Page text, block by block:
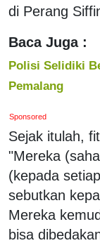
di Perang
Baca Juga :
Polisi Selidiki
Pemalang
Sponsored
Sejak itulah,
"Mereka
(kepada
sebutkan
Mereka
bisa